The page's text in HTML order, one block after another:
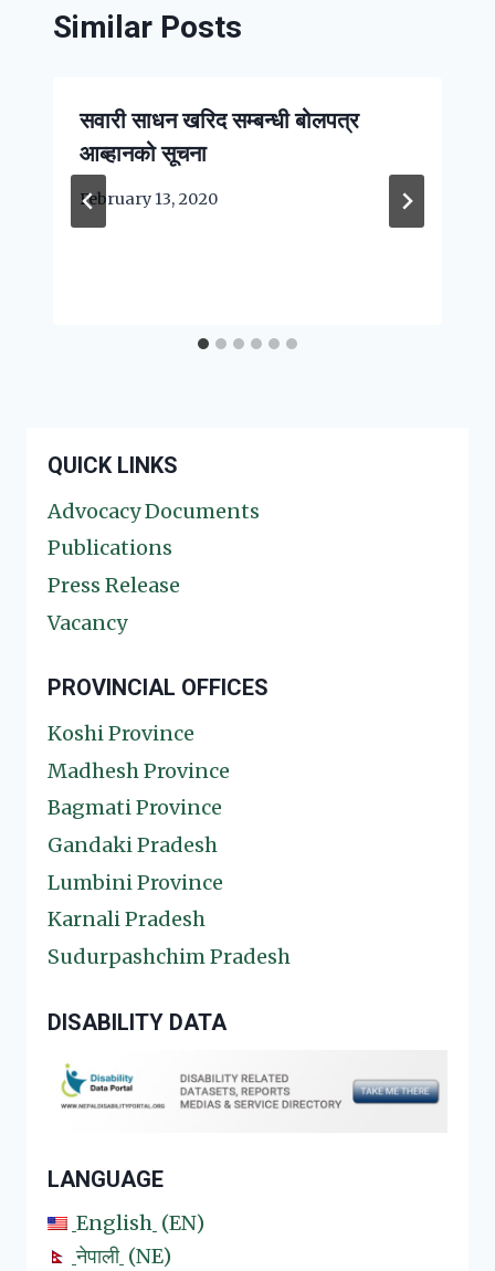
Similar Posts
सवारी साधन खरिद सम्बन्धी बोलपत्र
आब्हानको सूचना
February 13, 2020
QUICK LINKS
Advocacy Documents
Publications
Press Release
Vacancy
PROVINCIAL OFFICES
Koshi Province
Madhesh Province
Bagmati Province
Gandaki Pradesh
Lumbini Province
Karnali Pradesh
Sudurpashchim Pradesh
DISABILITY DATA
LANGUAGE
English
EN
नेपाली
NE